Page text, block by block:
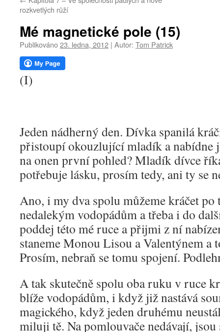
webu
rozkvetlých růží
Mé magnetické pole (15)
Publikováno23. ledna, 2012 | Autor: Tom Patrick
(I)
Jeden nádherný den. Dívka spanilá
přistoupí okouzlující mladík a nabídne
na onen první pohled? Mladík dívce
potřebuje lásku, prosím tedy, ani ty se
Ano, i my dva spolu můžeme kráčet po
nedalekým vodopádům a třeba i do
poddej této mé ruce a přijmi z ní
staneme Monou Lisou a Valentýnem a
Prosím, nebraň se tomu spojení.
A tak skutečně spolu oba ruku v ruce
blíže vodopádům, i když již nastává
magického, když jeden druhému
miluji tě. Na pomlouvače nedávají, jsou